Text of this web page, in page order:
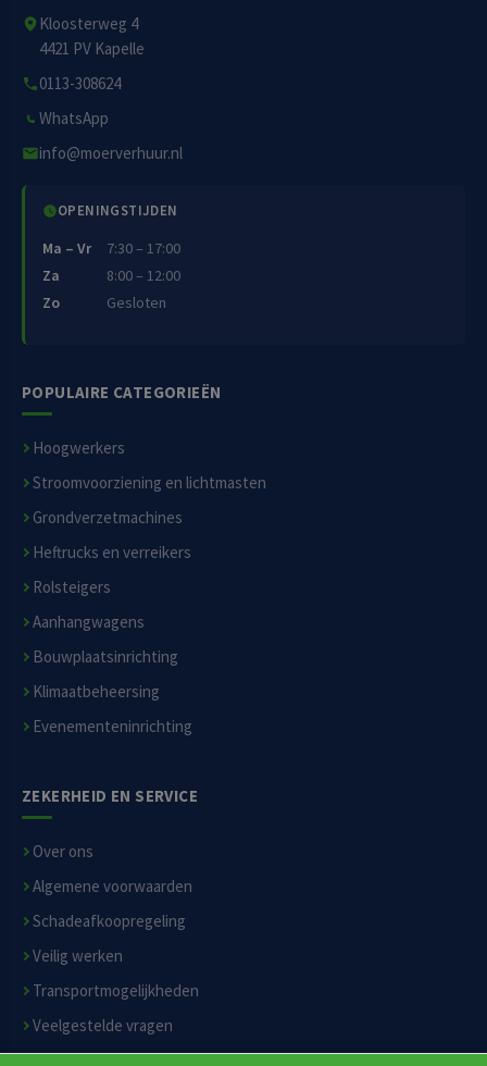
Kloosterweg 4
4421 PV Kapelle
0113-308624
WhatsApp
info@moerverhuur.nl
OPENINGSTIJDEN
Ma – Vr
7:30 – 17:00
Za
8:00 – 12:00
Zo
Gesloten
POPULAIRE CATEGORIEËN
Hoogwerkers
Stroomvoorziening en lichtmasten
Grondverzetmachines
Heftrucks en verreikers
Rolsteigers
Aanhangwagens
Bouwplaatsinrichting
Klimaatbeheersing
Evenementeninrichting
ZEKERHEID EN SERVICE
Over ons
Algemene voorwaarden
Schadeafkoopregeling
Veilig werken
Transportmogelijkheden
Veelgestelde vragen
Privacyverklaring